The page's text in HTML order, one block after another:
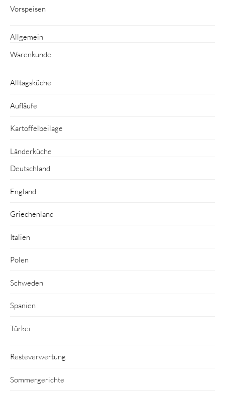
Vorspeisen
Allgemein
Warenkunde
Alltagsküche
Aufläufe
Kartoffelbeilage
Länderküche
Deutschland
England
Griechenland
Italien
Polen
Schweden
Spanien
Türkei
Resteverwertung
Sommergerichte